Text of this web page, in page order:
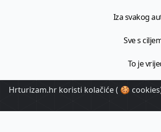
Iza svakog
Sve s
To je
Hrturizam.hr koristi kolačiće ( 🍪